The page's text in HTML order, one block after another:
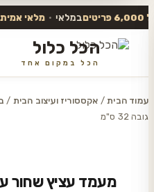
במלאי • מלאי אמיתי
הכל כלול
הכל במקום אחד
לתוכן
עמוד הבית/ אקססוריז ועיצוב הבית /
גובה 32 ס"מ